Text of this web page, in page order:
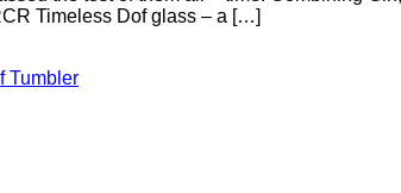
Timeless Dof glass – a […]
Tumbler